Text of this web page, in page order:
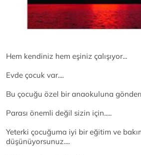
Hem kendiniz hem eşiniz çalışıyor...
Evde çocuk var....
Bu çocuğu özel bir anaokuluna
Parası önemli değil sizin için.....
Yeterki çocuğuma iyi bir eğitim ve
düşünüyorsunuz....